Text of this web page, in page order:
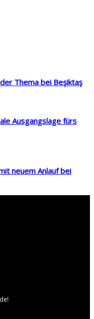
Thema bei Beşiktaş
Ausgangslage fürs
neuem Anlauf bei